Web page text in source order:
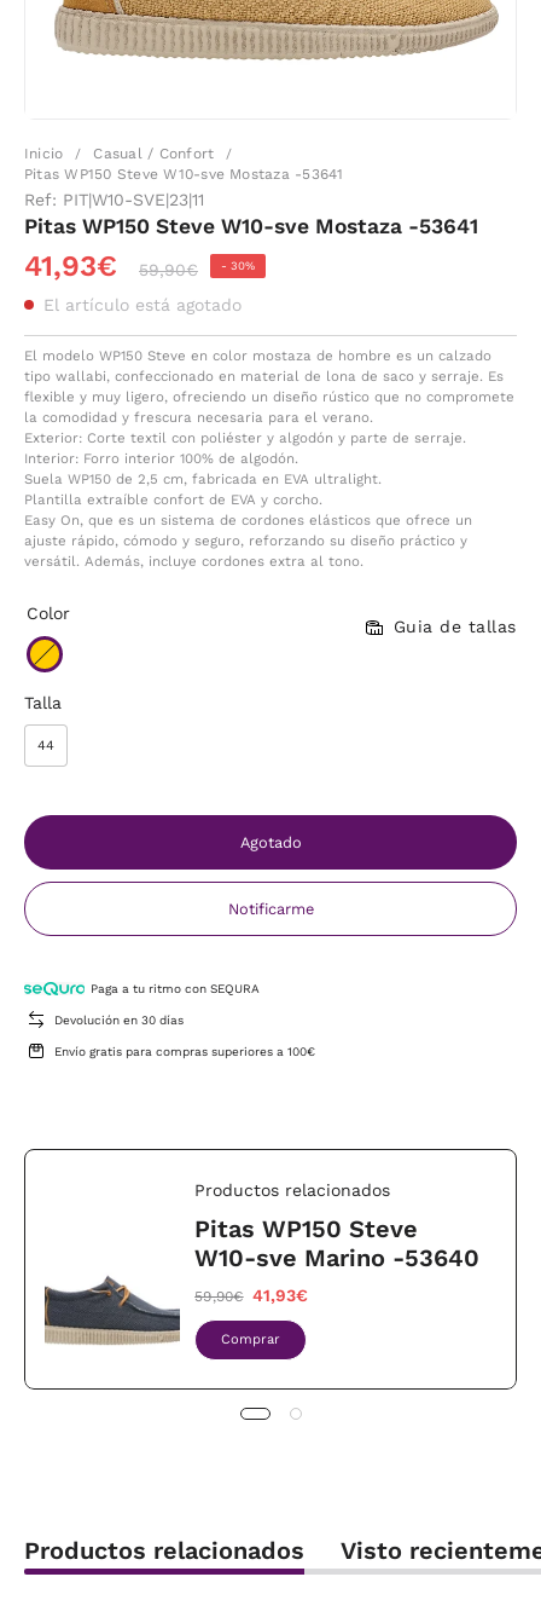
Inicio / Casual / Confort /
Pitas WP150 Steve W10-sve Mostaza -53641
Ref: PIT|W10-SVE|23|11
Pitas WP150 Steve W10-sve Mostaza -53641
41,93€ 59,90€ - 30%
El artículo está agotado
El modelo WP150 Steve en color mostaza de hombre es un calzado
tipo wallabi, confeccionado en material de lona de saco y serraje. Es
flexible y muy ligero, ofreciendo un diseño rústico que no compromete
la comodidad y frescura necesaria para el verano.
Exterior: Corte textil con poliéster y algodón y parte de serraje.
Interior: Forro interior 100% de algodón.
Suela WP150 de 2,5 cm, fabricada en EVA ultralight.
Plantilla extraíble confort de EVA y corcho.
Easy On, que es un sistema de cordones elásticos que ofrece un
ajuste rápido, cómodo y seguro, reforzando su diseño práctico y
versátil. Además, incluye cordones extra al tono.
Color
Talla
Guia de tallas
44
Agotado
Notificarme
Paga a tu ritmo con SEQURA
Devolución en 30 días
Envío gratis para compras superiores a 100€
Productos relacionados
Pitas WP150 Steve
W10-sve Marino -53640
59,90€ 41,93€
Comprar
Productos relacionados Visto